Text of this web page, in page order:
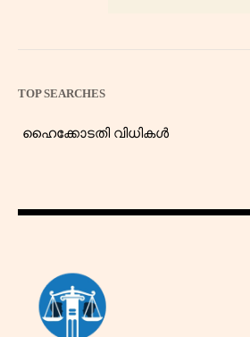
TOP SEARCHES
ഹൈക്കോടതി വിധികൾ